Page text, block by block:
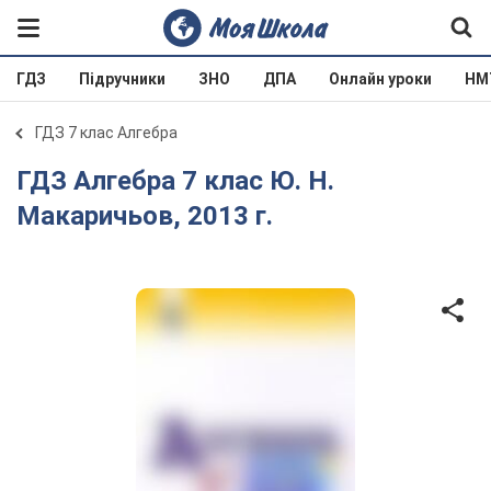
ГДЗ Підручники ЗНО ДПА Онлайн уроки
ГДЗ 7 клас Алгебра
ГДЗ Алгебра 7 клас Ю. Н.
Макаричьов, 2013 г.